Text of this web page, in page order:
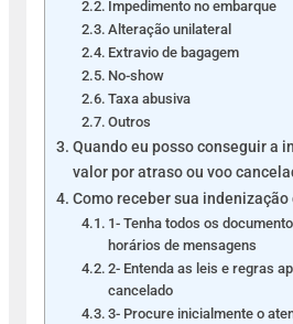
Impedimento no embarque
Alteração unilateral
Extravio de bagagem
No-show
Taxa abusiva
Outros
Quando eu posso conseguir a
valor por atraso ou voo
Como receber sua
1- Tenha todos os
horários de mensagens
2- Entenda as leis e regras
cancelado
3- Procure inicialmente o